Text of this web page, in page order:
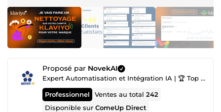
Proposé par NovekAI
Expert Automatisation et Intégration IA | 🏆 Top Agence IA nº1
Professionnel Ventes au total242
Disponible surComeUp Direct